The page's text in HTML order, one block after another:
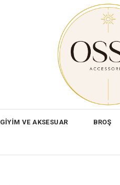
GİYİM VE AKSESUAR BROŞ